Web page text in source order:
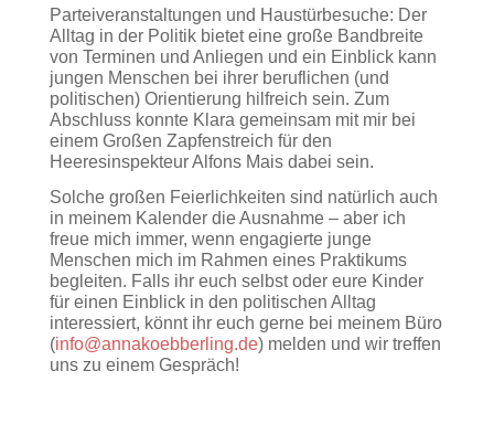
Parteiveranstaltungen und Haustürbesuche: Der
Alltag in der Politik bietet eine große Bandbreite
von Terminen und Anliegen und ein Einblick kann
jungen Menschen bei ihrer beruflichen (und
politischen) Orientierung hilfreich sein. Zum
Abschluss konnte Klara gemeinsam mit mir bei
einem Großen Zapfenstreich für den
Heeresinspekteur Alfons Mais dabei sein.
Solche großen Feierlichkeiten sind natürlich auch
in meinem Kalender die Ausnahme – aber ich
freue mich immer, wenn engagierte junge
Menschen mich im Rahmen eines Praktikums
begleiten. Falls ihr euch selbst oder eure Kinder
für einen Einblick in den politischen Alltag
interessiert, könnt ihr euch gerne bei meinem Büro
(info@annakoebberling.de) melden und wir treffen
uns zu einem Gespräch!